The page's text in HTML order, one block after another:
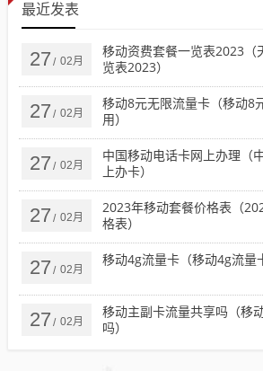
最近发表
27 / 02月
移动资费套餐一览表2023（
览表2023）
27 / 02月
移动8元无限流量卡（移动8
用）
27 / 02月
中国移动电话卡网上办理（
上办卡）
27 / 02月
2023年移动套餐价格表（
格表）
27 / 02月
移动4g流量卡（移动4g流量
27 / 02月
移动主副卡流量共享吗（移
吗）